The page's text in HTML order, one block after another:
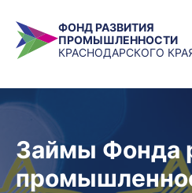
ФОНД РАЗВИТИЯ
ПРОМЫШЛЕННОСТИ
КРАСНОДАРСКОГО
Займы Фонда